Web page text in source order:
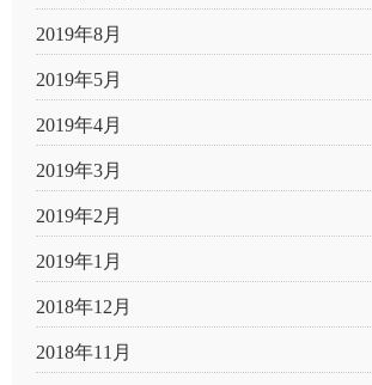
2019年8月
2019年5月
2019年4月
2019年3月
2019年2月
2019年1月
2018年12月
2018年11月